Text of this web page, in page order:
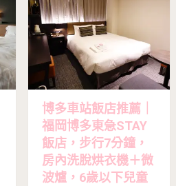
博多車站飯店推薦｜
福岡博多東急STAY
飯店，步行7分鐘，
房內洗脫烘衣機＋微
波爐，6歲以下兒童